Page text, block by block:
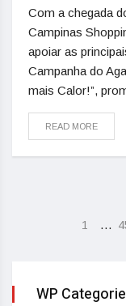
Com a chegada
Campinas
apoiar as
Campanha do
mais Calor!”,
READ MORE
1 …
WP